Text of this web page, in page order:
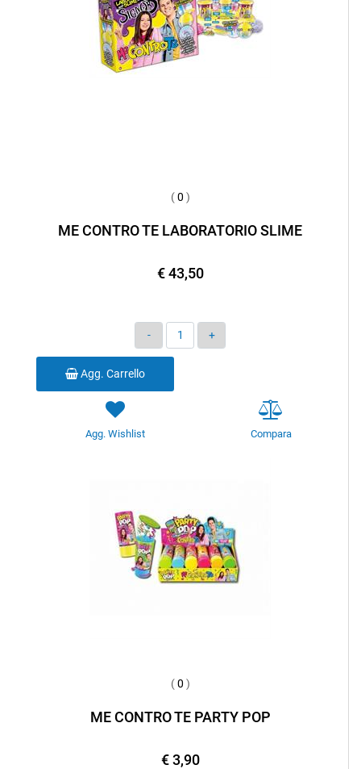
(0 )
ME CONTRO TE LABORATORIO SLIME
€ 43,50
Quantità
Agg. Carrello
Agg. Wishlist Compara
(0 )
ME CONTRO TE PARTY POP
€ 3,90